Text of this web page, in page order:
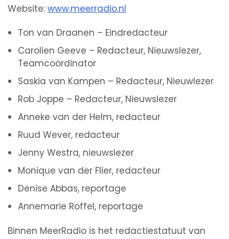
Website: www.meerradio.nl
Ton van Draanen – Eindredacteur
Carolien Geeve – Redacteur, Nieuwslezer,
Teamcoördinator
Saskia van Kampen – Redacteur, Nieuwlezer
Rob Joppe – Redacteur, Nieuwslezer
Anneke van der Helm, redacteur
Ruud Wever, redacteur
Jenny Westra, nieuwslezer
Monique van der Flier, redacteur
Denise Abbas, reportage
Annemarie Roffel, reportage
Binnen MeerRadio is het redactiestatuut van